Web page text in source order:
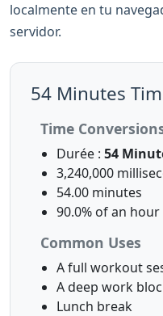
localmente en tu
servidor.
54 Minutes
Time
Durée : 54
3,240,000
54.00 minutes
90.0% of an hour
Common Uses
A full workout
A deep work
Lunch break